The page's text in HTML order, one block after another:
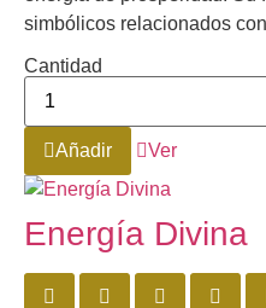
simbólicos relacionados
Cantidad
Añadir Ver
Energía Divina